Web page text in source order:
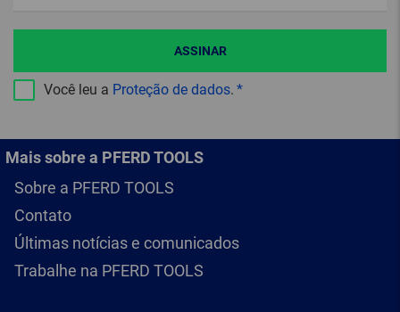
Você leu a Proteção de dados.
ASSINAR
Mais sobre a PFERD TOOLS
Sobre a PFERD TOOLS
Contato
Últimas notícias e comunicados
Trabalhe na PFERD TOOLS